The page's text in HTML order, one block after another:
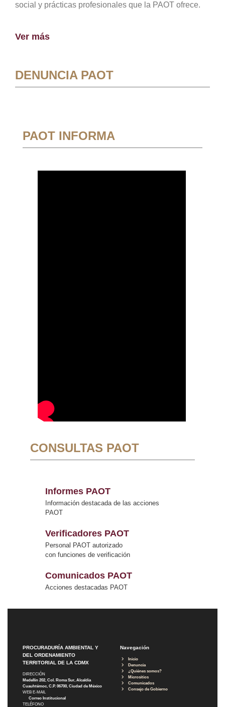
social y prácticas profesionales que la PAOT ofrece.
Ver más
DENUNCIA PAOT
PAOT INFORMA
CONSULTAS PAOT
Informes PAOT
Información destacada de las acciones
PAOT
Verificadores PAOT
Personal PAOT autorizado
con funciones de verificación
Comunicados PAOT
Acciones destacadas PAOT
PROCURADURÍA AMBIENTAL Y
DEL ORDENAMIENTO
TERRITORIAL DE LA CDMX
DIRECCIÓN
Medellín 202, Col. Roma Sur, Alcaldía
Cuauhtémoc, C.P. 06700, Ciudad de México
WEB E-MAIL
Correo Institucional
TELÉFONO
Navegación
Inicio
Denuncia
¿Quiénes somos?
Micrositios
Comunicados
Consejo de Gobierno